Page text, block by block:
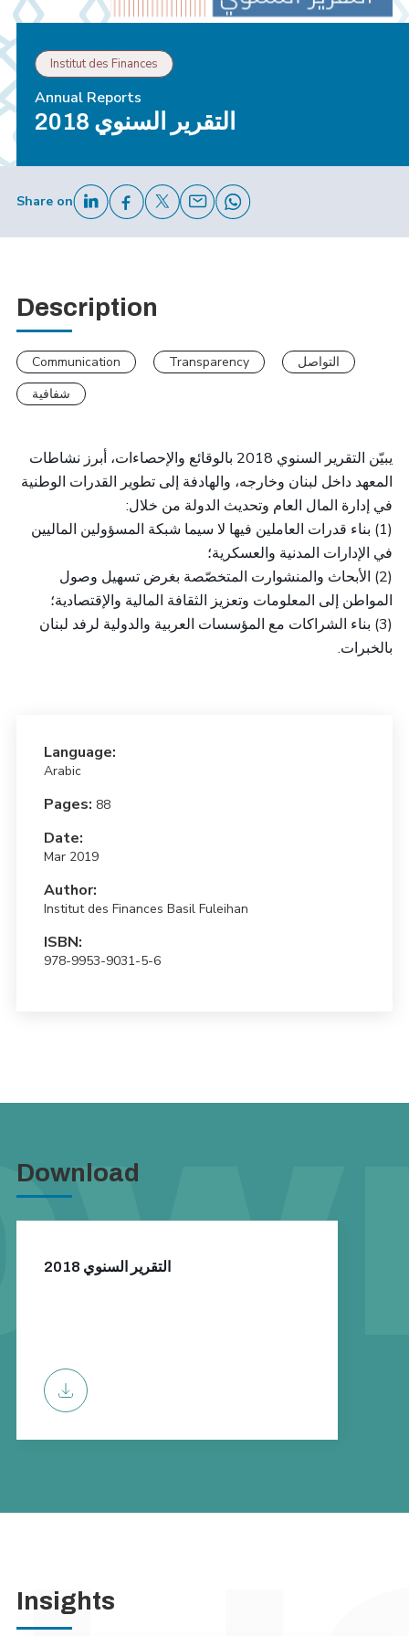
Institut des Finances
Annual Reports
التقرير السنوي 2018
Share on
Description
Communication Transparency
التواصل
شفافية
يبيّن التقرير السنوي 2018 بالوقائع والإحصاءات، أبرز نشاطات
المعهد داخل لبنان وخارجه، والهادفة إلى تطوير القدرات الوطنية
في إدارة المال العام وتحديث الدولة من خلال:
(1) بناء قدرات العاملين فيها لا سيما شبكة المسؤولين الماليين
في الإدارات المدنية والعسكرية؛
(2) الأبحاث والمنشوارت المتخصّصة بغرض تسهيل وصول
المواطن إلى المعلومات وتعزيز الثقافة المالية والإقتصادية؛
(3) بناء الشراكات مع المؤسسات العربية والدولية لرفد لبنان
بالخبرات.
Language:
Arabic
Pages: 88
Date:
Mar 2019
Author:
Institut des Finances Basil Fuleihan
ISBN:
978-9953-9031-5-6
Download
التقرير السنوي 2018
Insights